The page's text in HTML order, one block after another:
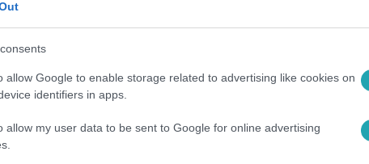
allow Google to enable storage related to advertising like cookies on
identifiers in apps.
allow my user data to be sent to Google for online advertising
érdemes harcolni, és ők, ha kell
az RTL Év embere díjára.
legyen a Google-találatokban!